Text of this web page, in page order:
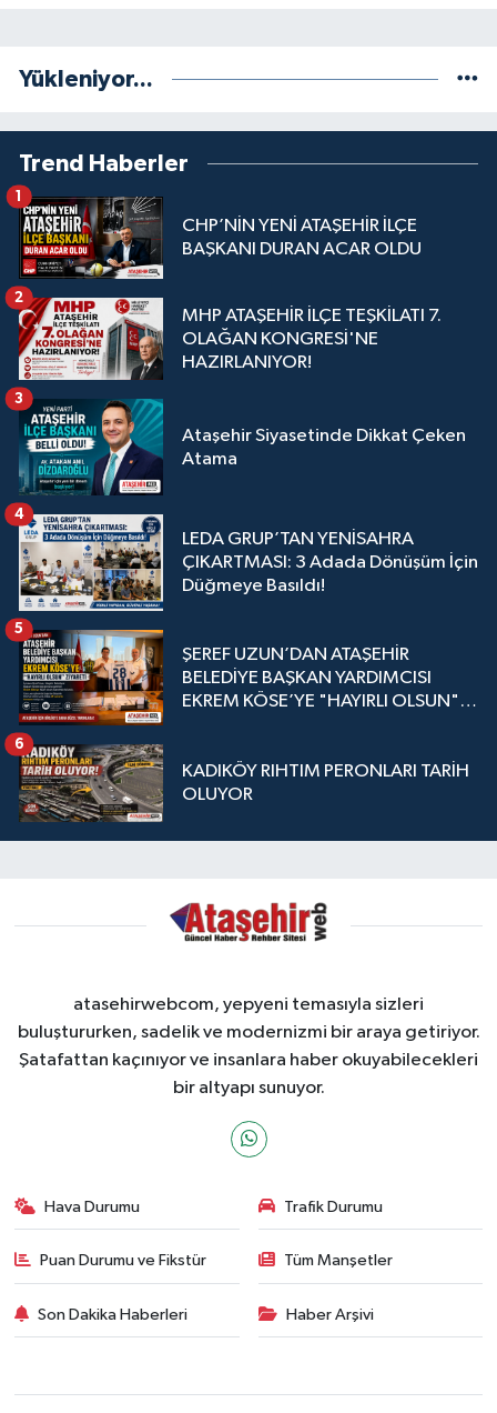
Yükleniyor...
Trend Haberler
CHP’NİN YENİ ATAŞEHİR İLÇE
BAŞKANI DURAN ACAR OLDU
1
MHP ATAŞEHİR İLÇE TEŞKİLATI 7.
OLAĞAN KONGRESİ'NE
HAZIRLANIYOR!
2
Ataşehir Siyasetinde Dikkat Çeken
Atama
3
LEDA GRUP’TAN YENİSAHRA
ÇIKARTMASI: 3 Adada Dönüşüm İçin
Düğmeye Basıldı!
4
ŞEREF UZUN’DAN ATAŞEHİR
BELEDİYE BAŞKAN YARDIMCISI
EKREM KÖSE’YE "HAYIRLI OLSUN"
5
KADIKÖY RIHTIM PERONLARI TARİH
OLUYOR
6
atasehirwebcom, yepyeni temasıyla sizleri
buluştururken, sadelik ve modernizmi bir araya getiriyor.
Şatafattan kaçınıyor ve insanlara haber okuyabilecekleri
bir altyapı sunuyor.
Hava Durumu Trafik Durumu
Puan Durumu ve Fikstür Tüm Manşetler
Son Dakika Haberleri Haber Arşivi